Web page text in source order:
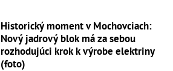
Historický moment v Mochovciach:
Nový jadrový blok má za sebou
rozhodujúci krok k výrobe elektriny
(foto)